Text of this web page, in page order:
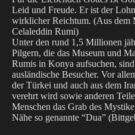
Leid und Freude. Er ist der
wirklicher Reichtum. (Aus dem
Celaleddin Rumi)
Unter den rund 1,5 Millionen
Pilgern, die das Museum und
Rumis in Konya aufsuchen,
ausländische Besucher. Vor
der Türkei und auch aus dem
verehrt wird sowie anderen
Menschen das Grab des
Nähe so genannte “Dua”